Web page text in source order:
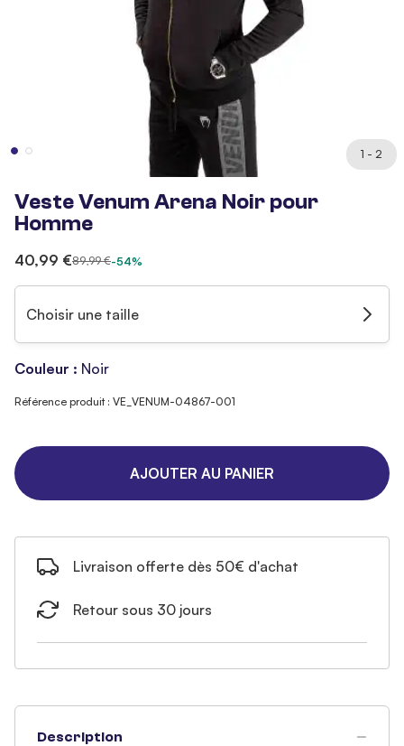
1 - 2
Veste Venum Arena Noir pour
Homme
40,99 €89,99 €-54%
Choisir une taille
Couleur : Noir
Référence produit : VE_VENUM-04867-001
AJOUTER AU PANIER
Livraison offerte dès 50€ d'achat
Retour sous 30 jours
Description